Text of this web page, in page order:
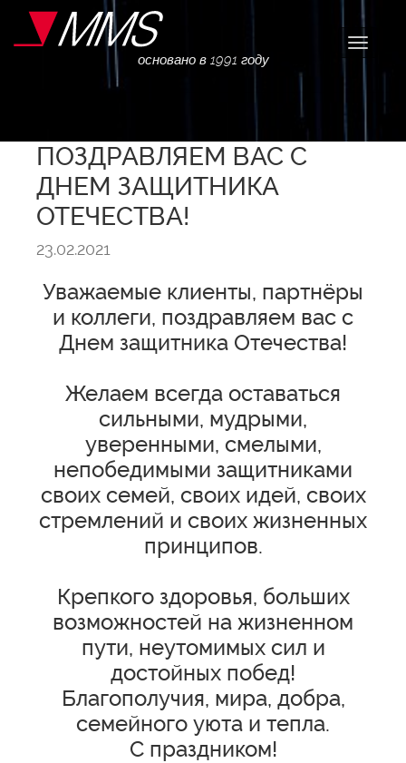
основано в 1991 году
ПОЗДРАВЛЯЕМ ВАС С
ДНЕМ ЗАЩИТНИКА
ОТЕЧЕСТВА!
23.02.2021
Уважаемые клиенты, партнёры
и коллеги, поздравляем вас с
Днем защитника Отечества!
Желаем всегда оставаться
сильными, мудрыми,
уверенными, смелыми,
непобедимыми защитниками
своих семей, своих идей, своих
стремлений и своих жизненных
принципов.
Крепкого здоровья, больших
возможностей на жизненном
пути, неутомимых сил и
достойных побед!
Благополучия, мира, добра,
семейного уюта и тепла.
С праздником!